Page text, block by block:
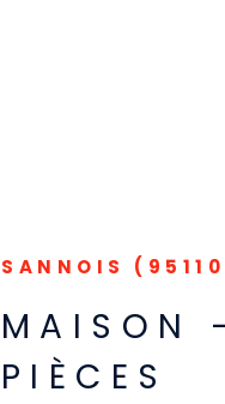
SANNOIS
MAISON
PIÈCES